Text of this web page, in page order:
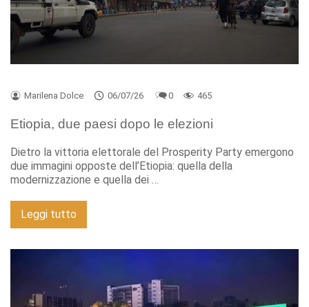
Marilena Dolce 06/07/26 0 465
Etiopia, due paesi dopo le elezioni
Dietro la vittoria elettorale del Prosperity Party emergono
due immagini opposte dell’Etiopia: quella della
modernizzazione e quella dei …
Leggi tutto